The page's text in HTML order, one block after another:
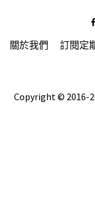
關於我們 訂閱定
Copyright © 2016-